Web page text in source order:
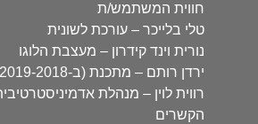
חווית המשתמש/ת
טלי בלייכר – עורכת לשונית
נורית וינד קידרון – מעצבת הלוגו
ירדן רותם – מתכנת (ב-2019-2018)
רווית לוין – מנהלת
הקשרים